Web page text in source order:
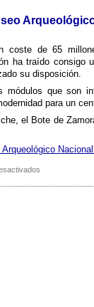
15
de
visitantes
año
pasado
coste de 65
ha traí­do consigo
su disposición.
módulos que son
para un
el Bote de